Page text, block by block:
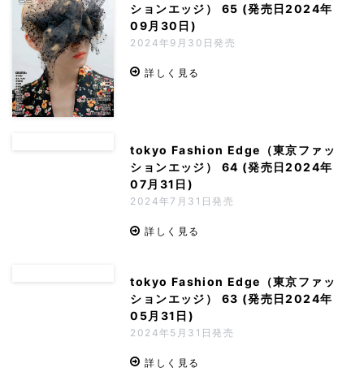
ションエッジ） 65 (発売日2024年
09月30日)
2024年9月30日発売
詳しく見る
tokyo Fashion Edge（東京ファッ
ションエッジ） 64 (発売日2024年
07月31日)
2024年7月31日発売
詳しく見る
tokyo Fashion Edge（東京ファッ
ションエッジ） 63 (発売日2024年
05月31日)
2024年5月31日発売
詳しく見る